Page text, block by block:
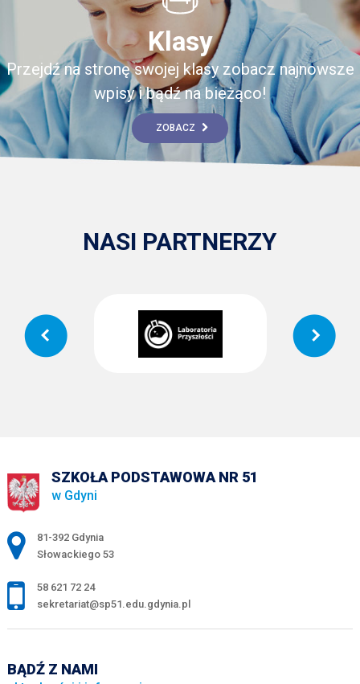
Klasy
Przejdź na stronę swojej klasy zobacz najnowsze
wpisy i bądź na bieżąco!
ZOBACZ
NASI PARTNERZY
SZKOŁA PODSTAWOWA NR 51
w Gdyni
Adres pocztowy:
81-392 Gdynia
Słowackiego 53
58 621 72 24
sekretariat@sp51.edu.gdynia.pl
BĄDŹ Z NAMI